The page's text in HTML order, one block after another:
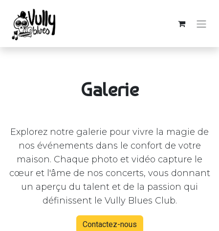
Galerie
Explorez notre galerie pour vivre la magie de
nos événements dans le confort de votre
maison. Chaque photo et vidéo capture le
cœur et l'âme de nos concerts, vous donnant
un aperçu du talent et de la passion qui
définissent le Vully Blues Club.
Contactez-nous